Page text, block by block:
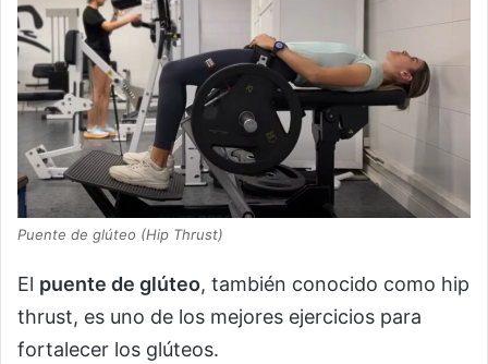
Puente de glúteo (Hip Thrust)
El puente de glúteo, también conocido como hip
thrust, es uno de los mejores ejercicios para
fortalecer los glúteos.